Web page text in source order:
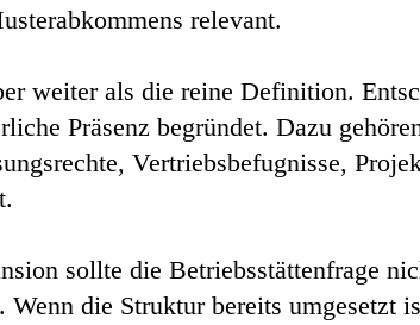
relevant.
weiter als die reine Definition.
Präsenz begründet. Dazu
Vertriebsbefugnisse,
sollte die Betriebsstättenfrage
Wenn die Struktur bereits umgesetzt